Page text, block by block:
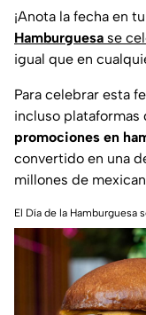
¡Anota la fecha en
Hamburguesa se
igual que en
Para celebrar esta
incluso plataformas
promociones en
convertido en una
millones de
El Día de la Hamburguesa